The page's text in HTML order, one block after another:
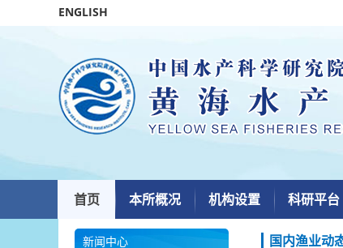
ENGLISH
首页 本所概况 机构设置 科研平台
新闻中心 国内渔业动